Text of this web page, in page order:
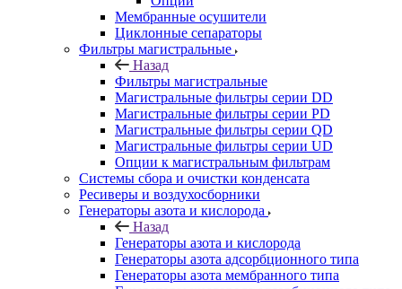
Мембранные осушители
Циклонные сепараторы
Фильтры магистральные
Назад
Фильтры магистральные
Магистральные фильтры серии DD
Магистральные фильтры серии PD
Магистральные фильтры серии QD
Магистральные фильтры серии UD
Опции к магистральным фильтрам
Системы сбора и очистки конденсата
Ресиверы и воздухосборники
Генераторы азота и кислорода
Назад
Генераторы азота и кислорода
Генераторы азота адсорбционного типа
Генераторы азота мембранного типа